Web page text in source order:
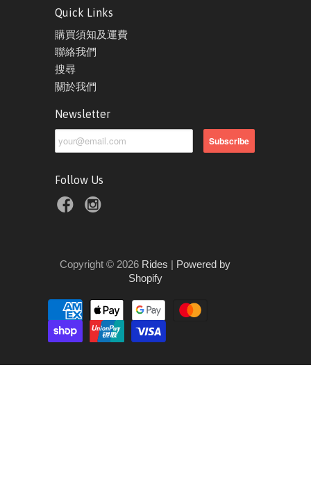
Quick Links
購買須知及運費
聯絡我們
搜尋
關於我們
Newsletter
Follow Us
Copyright © 2026 Rides | Powered by
Shopify